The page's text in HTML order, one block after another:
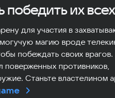
их
для участия в
магию вроде
побеждать своих врагов.
поверженных противников,
Станьте властелином